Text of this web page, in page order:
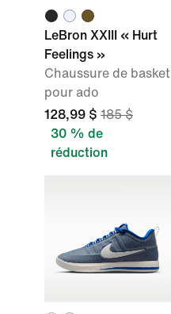
LeBron XXIII « Hurt
Feelings »
Chaussure de basket
pour ado
128,99 $ 185 $
30 % de
réduction